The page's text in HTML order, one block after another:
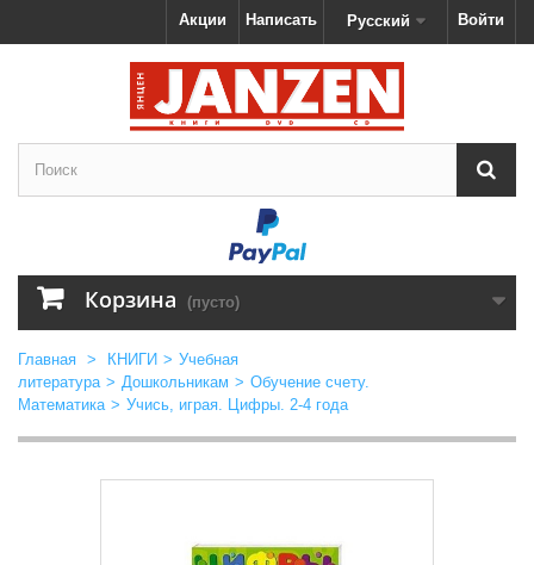
Войти
Русский
Написать
Акции
Корзина (пусто)
Главная > КНИГИ > Учебная
литература > Дошкольникам > Обучение счету.
Математика > Учись, играя. Цифры. 2-4 года